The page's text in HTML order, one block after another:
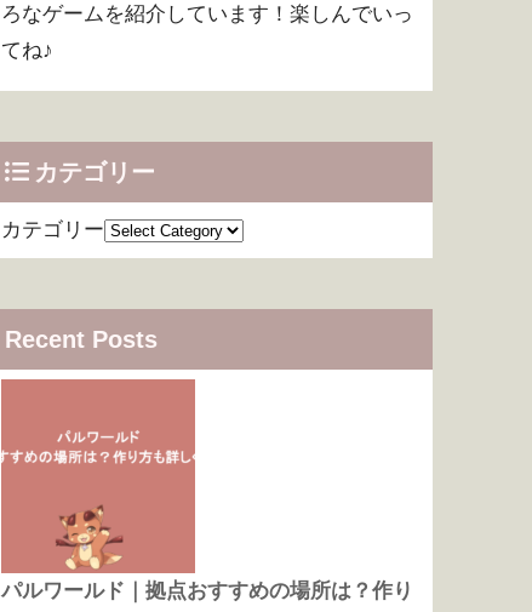
ろなゲームを紹介しています！楽しんでいっ
てね♪
カテゴリー
カテゴリー
Recent Posts
パルワールド｜拠点おすすめの場所は？作り